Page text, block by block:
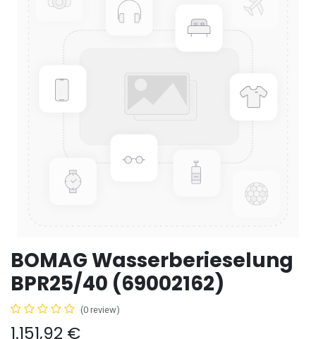
BOMAG Wasserberieselung
BPR25/40 (69002162)
(0 review)
1.151,92 €